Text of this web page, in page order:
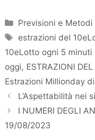
Categorie
Previsioni e
Tag
estrazioni del
10eLotto ogni 5 minuti
oggi, ESTRAZIONI
Estrazioni Millionday
L’Aspettabilità nei
I NUMERI DEGLI
19/08/2023